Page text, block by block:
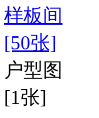
样板间
[50张]
户型图
[1张]